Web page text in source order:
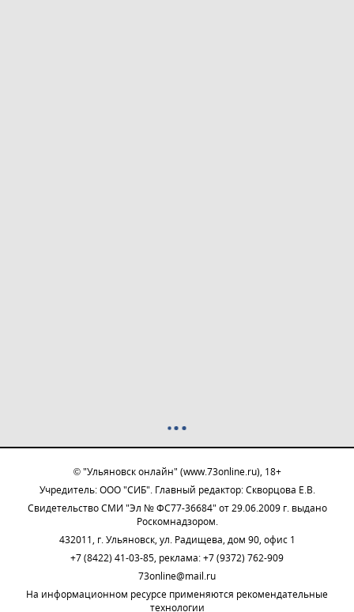
© "Ульяновск онлайн" (www.73online.ru), 18+
Учредитель: ООО "СИБ". Главный редактор: Скворцова Е.В.
Свидетельство СМИ "Эл № ФС77-36684" от 29.06.2009 г. выдано
Роскомнадзором.
432011, г. Ульяновск, ул. Радищева, дом 90, офис 1
+7 (8422) 41-03-85, реклама: +7 (9372) 762-909
73online@mail.ru
На информационном ресурсе применяются рекомендательные
технологии